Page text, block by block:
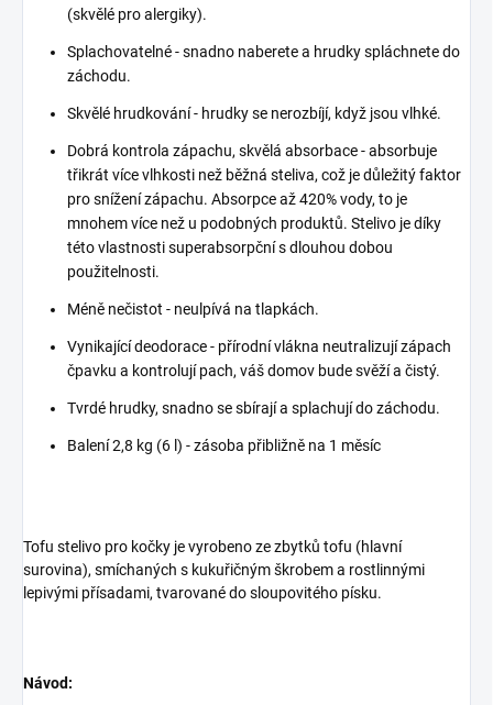
(skvělé pro alergiky).
Splachovatelné - snadno naberete a hrudky spláchnete do
záchodu.
Skvělé hrudkování - hrudky se nerozbíjí, když jsou vlhké.
Dobrá kontrola zápachu, skvělá absorbace - absorbuje
třikrát více vlhkosti než běžná steliva, což je důležitý faktor
pro snížení zápachu. Absorpce až 420% vody, to je
mnohem více než u podobných produktů. Stelivo je díky
této vlastnosti superabsorpční s dlouhou dobou
použitelnosti.
Méně nečistot - neulpívá na tlapkách.
Vynikající deodorace - přírodní vlákna neutralizují zápach
čpavku a kontrolují pach, váš domov bude svěží a čistý.
Tvrdé hrudky, snadno se sbírají a splachují do záchodu.
Balení 2,8 kg (6 l) - zásoba přibližně na 1 měsíc
Tofu stelivo pro kočky je vyrobeno ze zbytků tofu (hlavní
surovina), smíchaných s kukuřičným škrobem a rostlinnými
lepivými přísadami, tvarované do sloupovitého písku.
Návod: